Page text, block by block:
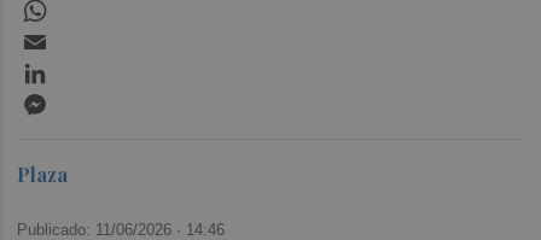
Plaza
Publicado: 11/06/2026 · 14:46